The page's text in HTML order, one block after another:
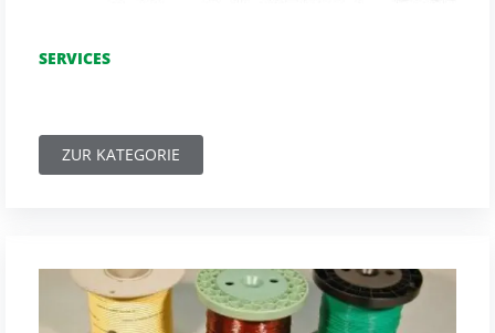
SERVICES
ZUR KATEGORIE